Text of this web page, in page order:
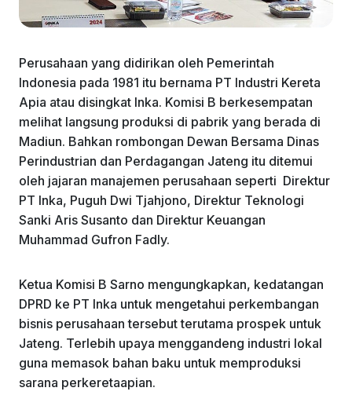
Perusahaan yang didirikan oleh Pemerintah
Indonesia pada 1981 itu bernama PT Industri Kereta
Apia atau disingkat Inka. Komisi B berkesempatan
melihat langsung produksi di pabrik yang berada di
Madiun. Bahkan rombongan Dewan Bersama Dinas
Perindustrian dan Perdagangan Jateng itu ditemui
oleh jajaran manajemen perusahaan seperti Direktur
PT Inka, Puguh Dwi Tjahjono, Direktur Teknologi
Sanki Aris Susanto dan Direktur Keuangan
Muhammad Gufron Fadly.
Ketua Komisi B Sarno mengungkapkan, kedatangan
DPRD ke PT Inka untuk mengetahui perkembangan
bisnis perusahaan tersebut terutama prospek untuk
Jateng. Terlebih upaya menggandeng industri lokal
guna memasok bahan baku untuk memproduksi
sarana perkeretaapian.